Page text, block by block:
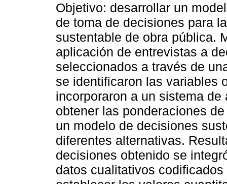
Objetivo: desarrollar un
de toma de decisiones para
sustentable de obra pública.
aplicación de entrevistas a
seleccionados a través de
se identificaron las variables
incorporaron a un sistema
obtener las ponderaciones
un modelo de decisiones
diferentes alternativas.
decisiones obtenido se
datos cualitativos